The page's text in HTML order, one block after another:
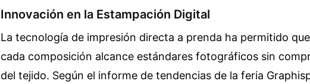
Innovación en la Estampación Digital
La tecnología de impresión directa a prenda ha permitido
cada composición alcance estándares fotográficos sin
del tejido. Según el informe de tendencias de la feria